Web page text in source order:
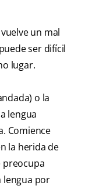
un mal
ser difícil
lugar.
o la
lengua
Comience
la herida de
preocupa
lengua por